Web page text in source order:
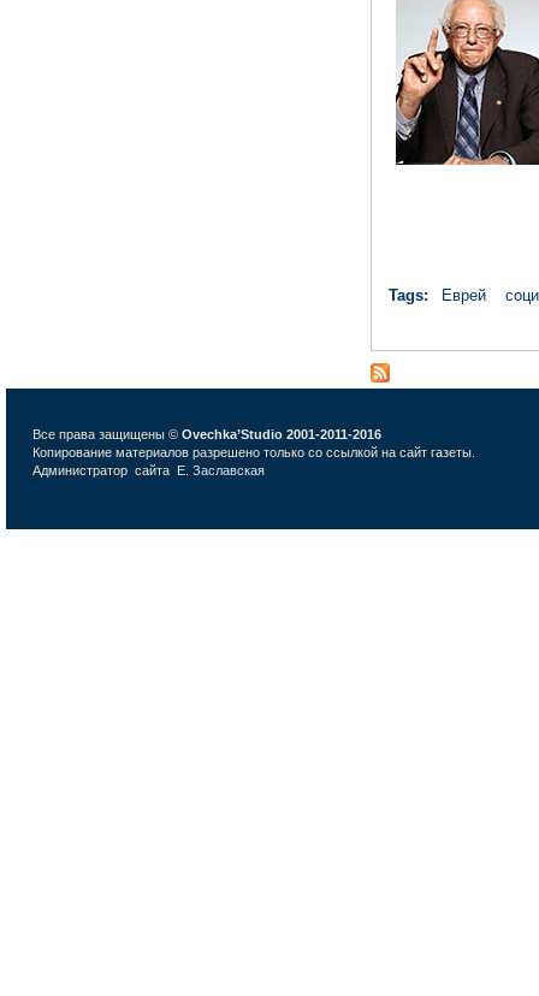
Tags: Еврей
Все права защищены © Ovechka’Studio 2001-2011-2016
Копирование материалов разрешено только со ссылкой на сайт газеты.
Администратор сайта Е. Заславская